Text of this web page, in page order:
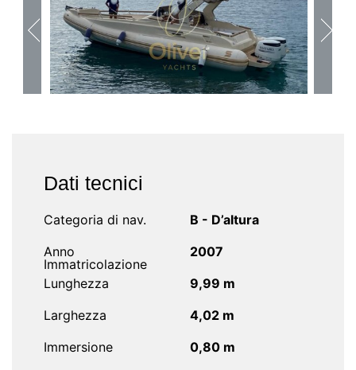
Dati tecnici
Categoria di nav.
B - D’altura
Anno
Immatricolazione
2007
Lunghezza
9,99 m
Larghezza
4,02 m
Immersione
0,80 m